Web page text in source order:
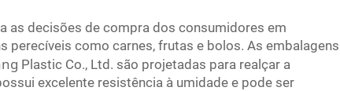
as decisões de compra dos consumidores em
perecíveis como carnes, frutas e bolos. As embalagens
Plastic Co., Ltd. são projetadas para realçar a
excelente resistência à umidade e pode ser